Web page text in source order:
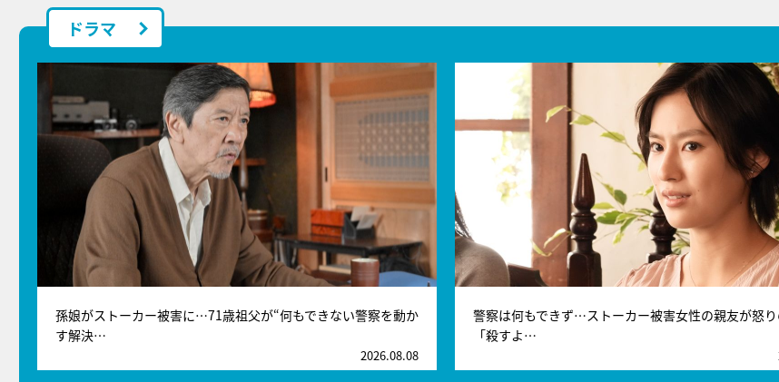
ドラマ
孫娘がストーカー被害に…71歳祖父が“何もできない警察を動か
す解決…
2026.08.08
警察は何もできず…ストーカー被害女性の親友が怒り
「殺すよ…